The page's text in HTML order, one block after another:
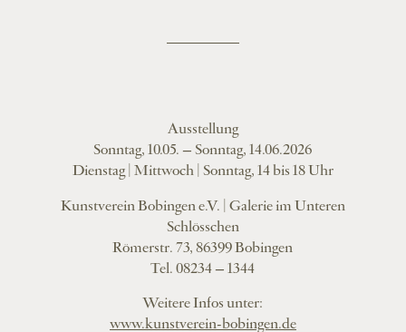
Ausstellung
Sonntag, 10.05. – Sonntag, 14.06.2026
Dienstag | Mittwoch | Sonntag, 14 bis 18 Uhr
Kunstverein Bobingen e.V. | Galerie im Unteren
Schlösschen
Römerstr. 73, 86399 Bobingen
Tel. 08234 – 1344
Weitere Infos unter:
www.kunstverein-bobingen.de